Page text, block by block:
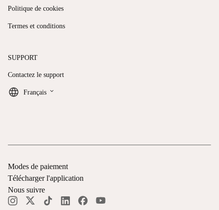
Politique de cookies
Termes et conditions
SUPPORT
Contactez le support
Français keyboard_arrow_down
Modes de paiement
Télécharger l'application
Nous suivre